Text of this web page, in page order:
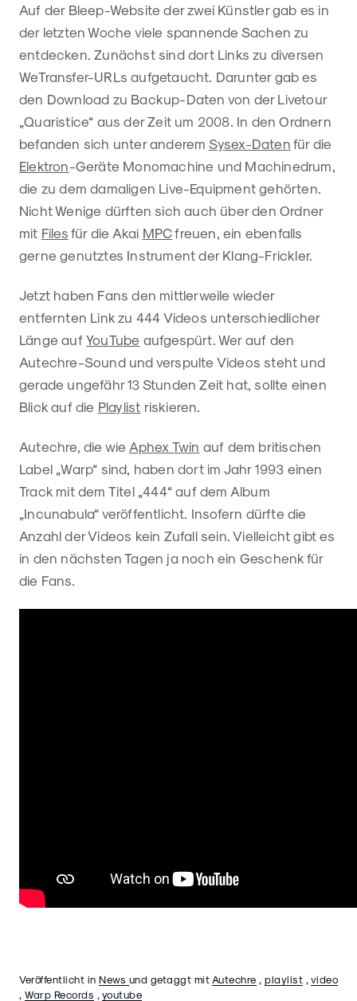
Auf der Bleep-Website der zwei Künstler gab es in
der letzten Woche viele spannende Sachen zu
entdecken. Zunächst sind dort Links zu diversen
WeTransfer-URLs aufgetaucht. Darunter gab es
den Download zu Backup-Daten von der Livetour
„Quaristice“ aus der Zeit um 2008. In den Ordnern
befanden sich unter anderem Sysex-Daten für die
Elektron-Geräte Monomachine und Machinedrum,
die zu dem damaligen Live-Equipment gehörten.
Nicht Wenige dürften sich auch über den Ordner
mit Files für die Akai MPCfreuen, ein ebenfalls
gerne genutztes Instrument der Klang-Frickler.
Jetzt haben Fans den mittlerweile wieder
entfernten Link zu 444 Videos unterschiedlicher
Länge auf YouTube aufgespürt. Wer auf den
Autechre-Sound und verspulte Videos steht und
gerade ungefähr 13 Stunden Zeit hat, sollte einen
Blick auf die Playlist riskieren.
Autechre, die wie Aphex Twin auf dem britischen
Label „Warp“ sind, haben dort im Jahr 1993 einen
Track mit dem Titel „444“ auf dem Album
„Incunabula“ veröffentlicht. Insofern dürfte die
Anzahl der Videos kein Zufall sein. Vielleicht gibt es
in den nächsten Tagen ja noch ein Geschenk für
die Fans.
Veröffentlicht in News und getaggt mit Autechre playlist
video
Warp Records youtube